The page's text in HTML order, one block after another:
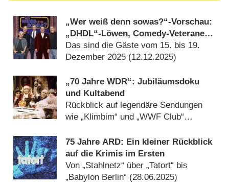
„Wer weiß denn sowas?“-Vorschau:
„DHDL“-Löwen, Comedy-Veteranen
und musikalische Prinzen
Das sind die Gäste vom 15. bis 19.
Dezember 2025 (12.12.2025)
„70 Jahre WDR“: Jubiläumsdoku
und Kultabend
Rückblick auf legendäre Sendungen
wie „Klimbim“ und „WWF Club“
75 Jahre ARD: Ein kleiner Rückblick
auf die Krimis im Ersten
Von „Stahlnetz“ über „Tatort“ bis
„Babylon Berlin“ (28.06.2025)